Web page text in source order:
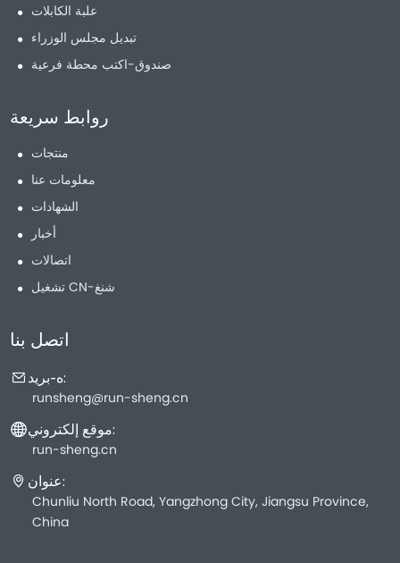
علبة الكابلات
تبديل مجلس الوزراء
صندوق-اكتب محطة فرعية
روابط سريعة
منتجات
معلومات عنا
الشهادات
أخبار
اتصالات
تشغيل CN-شنغ
اتصل بنا
ه-بريد:
runsheng@run-sheng.cn
موقع إلكتروني:
run-sheng.cn
عنوان:
Chunliu North Road, Yangzhong City, Jiangsu Province,
China